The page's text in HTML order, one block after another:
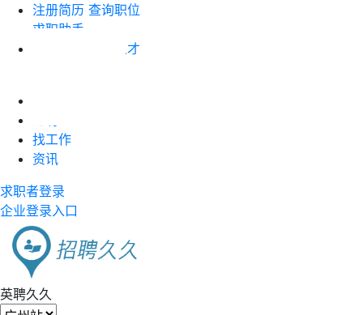
注册简历 查询职位
求职助手
搜索人才
找工作
资讯
求职者登录
企业登录入口
英聘久久